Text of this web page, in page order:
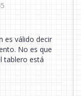
es válido decir
No es que
tablero está